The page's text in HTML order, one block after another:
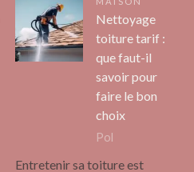
Nettoyage
toiture tarif :
que faut-il
savoir pour
faire le bon
choix
Pol
Entretenir sa toiture est